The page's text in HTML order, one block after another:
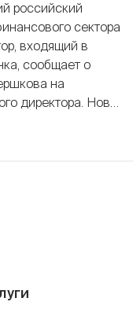
российский
сектора
входящий в
сообщает о
на
директора. Новый
на ближайшую
а также
позиций на рынке